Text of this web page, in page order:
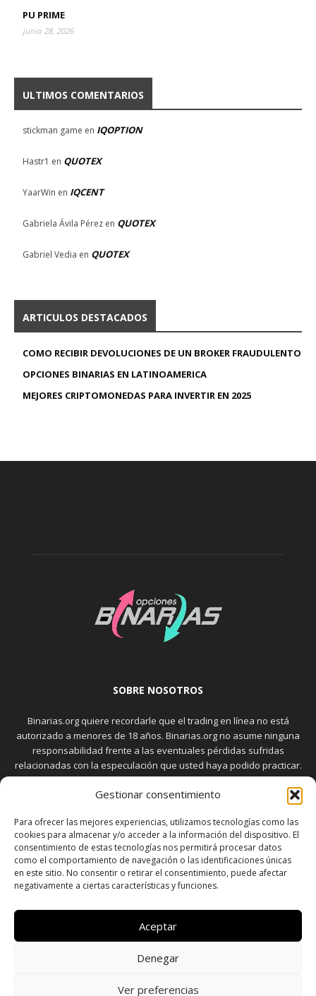
Gestionar consentimiento
Para ofrecer las mejores experiencias, utilizamos tecnologías como las
cookies para almacenar y/o acceder a la información del dispositivo. El
consentimiento de estas tecnologías nos permitirá procesar datos
como el comportamiento de navegación o las identificaciones únicas
en este sitio. No consentir o retirar el consentimiento, puede afectar
negativamente a ciertas características y funciones.
Aceptar
Denegar
Ver preferencias
PU PRIME
junio 28, 2026
ULTIMOS COMENTARIOS
stickman game en IQOPTION
Hastr1 en QUOTEX
YaarWin en IQCENT
Gabriela Ávila Pérez en QUOTEX
Gabriel Vedia en QUOTEX
ARTICULOS DESTACADOS
COMO RECIBIR DEVOLUCIONES DE UN BROKER FRAUDULENTO
OPCIONES BINARIAS EN LATINOAMERICA
MEJORES CRIPTOMONEDAS PARA INVERTIR EN 2025
SOBRE NOSOTROS
Binarias.org quiere recordarle que el trading en línea no está
autorizado a menores de 18 años. Binarias.org no asume ninguna
responsabilidad frente a las eventuales pérdidas sufridas
relacionadas con la especulación que usted haya podido practicar.
El trading en el mercado de opciones binarias implica riesgos
elevados. Usted debe conocer y aceptar estos riesgos, que
transacciones bursátiles.
SÍGUENOS
SITEMAP POLÍTICA DE COOKIES (UE)